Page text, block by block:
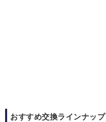
おすすめ交換ラインナップ